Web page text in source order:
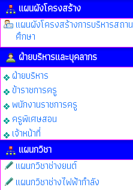
แผนผังโครงสร้าง
แผนผังโครงสร้างการบริหารสถาน
ศึกษา
ฝ่ายบริหารและบุคลากร
ฝ่ายบริหาร
ข้าราชการครู
พนักงานราชการครู
ครูพิเศษสอน
เจ้าหน้าที่
แผนกวิชา
แผนกวิชาช่างยนต์
แผนกวิชาช่างไฟฟ้ากำลัง